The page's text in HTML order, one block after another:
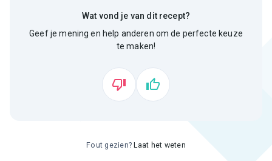
Wat vond je van dit recept?
Geef je mening en help anderen om de perfecte keuze
te maken!
Fout gezien? Laat het weten